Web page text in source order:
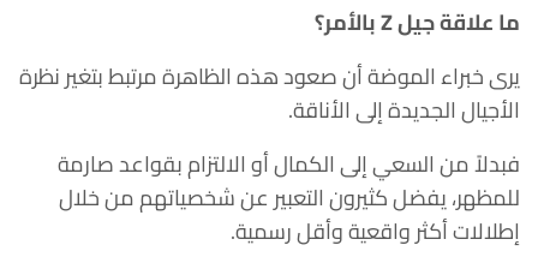
ما علاقة جيل Z بالأمر؟
يرى خبراء الموضة أن صعود هذه الظاهرة مرتبط بتغير نظرة
الأجيال الجديدة إلى الأناقة.
فبدلاً من السعي إلى الكمال أو الالتزام بقواعد صارمة
للمظهر، يفضل كثيرون التعبير عن شخصياتهم من خلال
إطلالات أكثر واقعية وأقل رسمية.